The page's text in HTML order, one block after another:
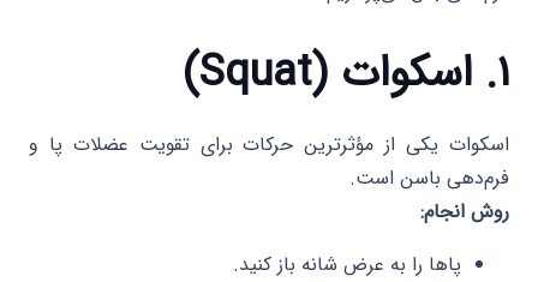
۱. اسکوات (Squat)
اسکوات یکی از مؤثرترین حرکات برای تقویت عضلات پا و
فرم‌دهی باسن است.
روش انجام:
پاها را به عرض شانه باز کنید.